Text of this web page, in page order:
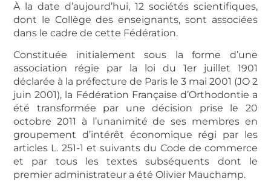
À la date d’aujourd’hui, 12 sociétés scientifiques,
dont le Collège des enseignants, sont associées
dans le cadre de cette Fédération.
Constituée initialement sous la forme d’une
association régie par la loi du 1er juillet 1901
déclarée à la préfecture de Paris le 3 mai 2001 (JO 2
juin 2001), la Fédération Française d’Orthodontie a
été transformée par une décision prise le 20
octobre 2011 à l’unanimité de ses membres en
groupement d’intérêt économique régi par les
articles L. 251-1 et suivants du Code de commerce
et par tous les textes subséquents dont le
premier administrateur a été Olivier Mauchamp.